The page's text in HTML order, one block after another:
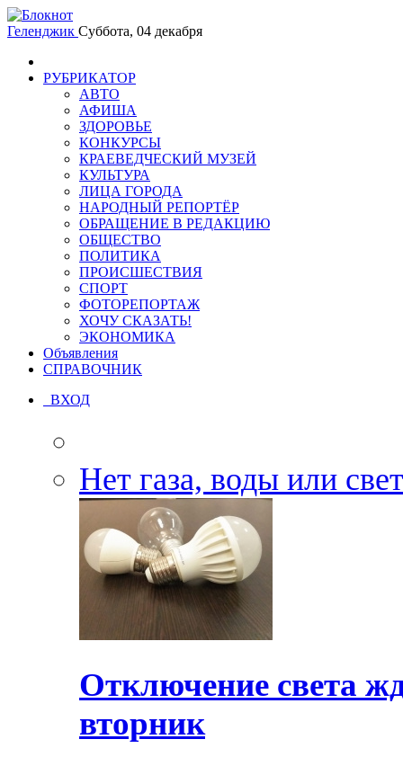
Геленджик Суббота, 04 декабря
РУБРИКАТОР
АВТО
АФИША
ЗДОРОВЬЕ
КОНКУРСЫ
КРАЕВЕДЧЕСКИЙ МУЗЕЙ
КУЛЬТУРА
ЛИЦА ГОРОДА
НАРОДНЫЙ РЕПОРТЁР
ОБРАЩЕНИЕ В РЕДАКЦИЮ
ОБЩЕСТВО
ПОЛИТИКА
ПРОИСШЕСТВИЯ
СПОРТ
ФОТОРЕПОРТАЖ
ХОЧУ СКАЗАТЬ!
ЭКОНОМИКА
Объявления
СПРАВОЧНИК
ВХОД
Нет газа, воды или
Отключение света
вторник